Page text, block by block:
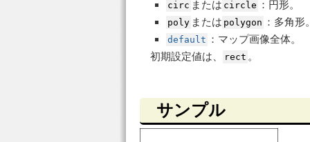
circ または circle ：円形。
poly または polygon ：多角形
default ：マップ画像全体。
初期設定値は、
rect 。
サンプル